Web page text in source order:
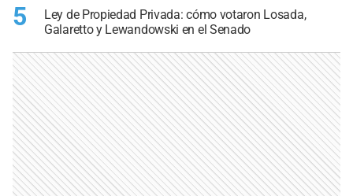
5
Ley de Propiedad Privada: cómo votaron Losada,
Galaretto y Lewandowski en el Senado